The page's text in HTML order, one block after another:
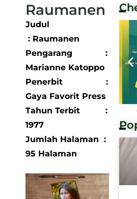
Raumanen
Judul
: Raumanen
Pengarang :
Marianne Katoppo
Penerbit :
Gaya Favorit Press
Tahun Terbit :
1977
Jumlah Halaman :
95 Halaman